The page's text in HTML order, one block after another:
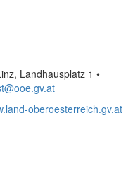
Landhausplatz 1 •
oberoesterreich.gv.at